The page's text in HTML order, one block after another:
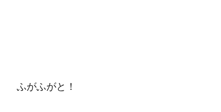
ふがふがと！